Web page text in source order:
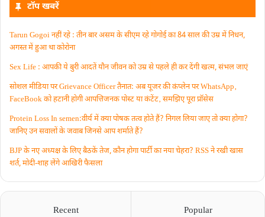
टॉप खबरें
Tarun Gogoi नहीं रहे : तीन बार असम के सीएम रहे गोगोई का 84 साल की उम्र में निधन,
अगस्त में हुआ था कोरोना
Sex Life : आपकी ये बुरी आदतें याैन जीवन को उम्र से पहले ही कर देंगी खत्म, संभल जाएं
सोशल मीडिया पर Grievance Officer तैनात: अब यूजर की कंप्लेन पर WhatsApp‚
FaceBook को हटानी होगी आपत्तिजनक पोस्ट या कंटेंट‚ समझिए पूरा प्रॉसेस
Protein Loss In semen:वीर्य में क्या पोषक तत्व होते हैं? निगल लिया जाए तो क्या होगा?
जानिए उन सवालों के जवाब जिनसे आप शर्माते हैं?
BJP के नए अध्यक्ष के लिए बैठकें तेज, कौन होगा पार्टी का नया चेहरा? RSS ने रखी खास
शर्त, मोदी-शाह लेंगे आखिरी फैसला
Recent Popular